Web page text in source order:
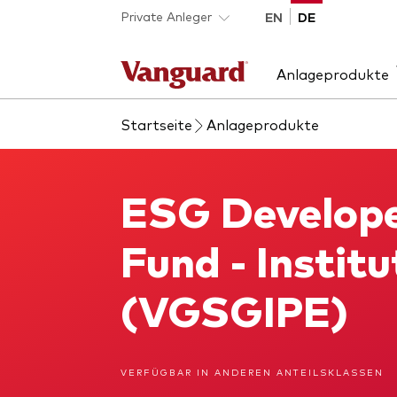
Skip to main content
Private Anleger EN DE
Anlageprodukte
Produktart
Indexfonds
Wir stellen uns vor
Startseite Anlageprodukte
ESG
Fund -
(VGSGIPE)
VERFÜGBAR IN ANDEREN ANTEILSKLASSEN